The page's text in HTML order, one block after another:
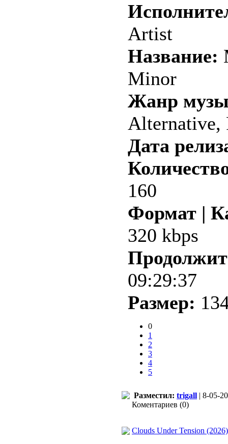
Artist
Название:
Minor
Жанр
Alternative,
Дата
160
Формат |
320 kbps
09:29:37
Размер:
0
1
2
3
4
5
Разместил: trigall | 8-05-
Коментариев (0)
Clouds Under Tension (2026)